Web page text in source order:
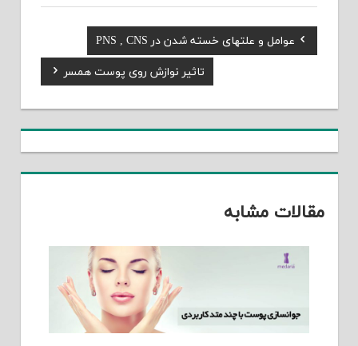
راهبری
Previous
Post:
عوامل و علتهای خسته شدن در PNS , CNS
Next
Post:
تاثیر نوازش روی پوست همسر
مقالات مشابه